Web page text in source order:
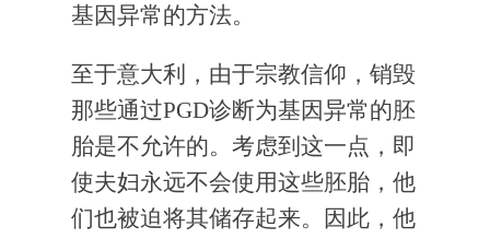
基因异常的方法。
至于意大利，由于宗教信仰，销毁
那些通过PGD诊断为基因异常的胚
胎是不允许的。考虑到这一点，即
使夫妇永远不会使用这些胚胎，他
们也被迫将其储存起来。因此，他